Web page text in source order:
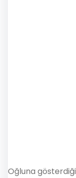
Oğluna